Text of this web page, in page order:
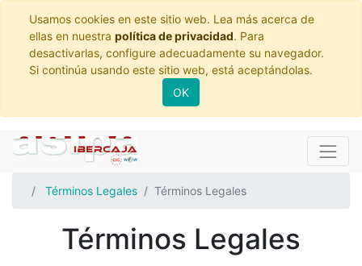
Usamos cookies en este sitio web. Lea más acerca de
ellas en nuestra política de privacidad. Para
desactivarlas, configure adecuadamente su navegador.
Si continúa usando este sitio web, está aceptándolas.
OK
Términos Legales Términos Legales
Términos Legales